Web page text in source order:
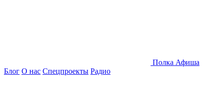
Полка Афиша
Блог О нас Спецпроекты Радио